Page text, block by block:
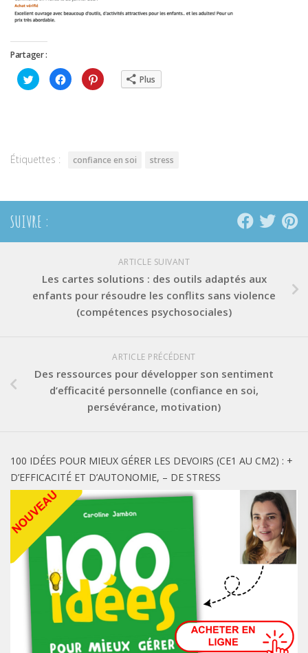
Partager :
Cliquez
pour
partager
Cliquez
pour
partager
Cliquez
pour Plus
Étiquettes : confiance en soi stress
SUIVRE :
ARTICLE SUIVANT
Les cartes solutions : des outils adaptés aux
enfants pour résoudre les conflits sans violence
(compétences psychosociales)
ARTICLE PRÉCÉDENT
Des ressources pour développer son sentiment
d’efficacité personnelle (confiance en soi,
persévérance, motivation)
100 IDÉES POUR MIEUX GÉRER LES DEVOIRS (CE1 AU CM2) : +
D’EFFICACITÉ ET D’AUTONOMIE, – DE STRESS